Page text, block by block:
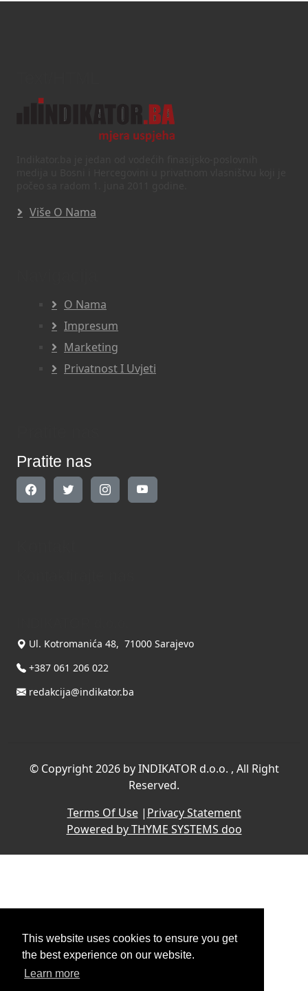
This website uses cookies to ensure you get
the best experience on our website.
Learn more
Više O Nama
O Nama
Impresum
Marketing
Privatnost I Uvjeti
Pratite nas
Ul. Kotromanića 48, 71000 Sarajevo
+387 061 206 022
redakcija@indikator.ba
© Copyright 2026 by INDIKATOR d.o.o. , All Right
Reserved.
Terms Of Use| Privacy Statement
Powered by THYME SYSTEMS doo